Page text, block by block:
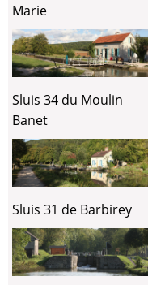
Marie
Sluis 34 du Moulin
Banet
Sluis 31 de Barbirey